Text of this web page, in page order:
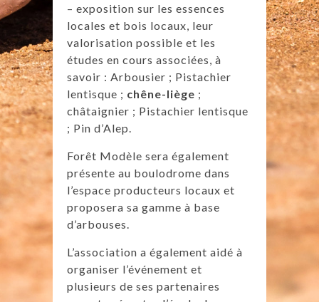
– exposition sur les essences
locales et bois locaux, leur
valorisation possible et les
études en cours associées, à
savoir : Arbousier ; Pistachier
lentisque ; chêne-liège ;
châtaignier ; Pistachier lentisque
; Pin d’Alep.
Forêt Modèle sera également
présente au boulodrome dans
l’espace producteurs locaux et
proposera sa gamme à base
d’arbouses.
L’association a également aidé à
organiser l’événement et
plusieurs de ses partenaires